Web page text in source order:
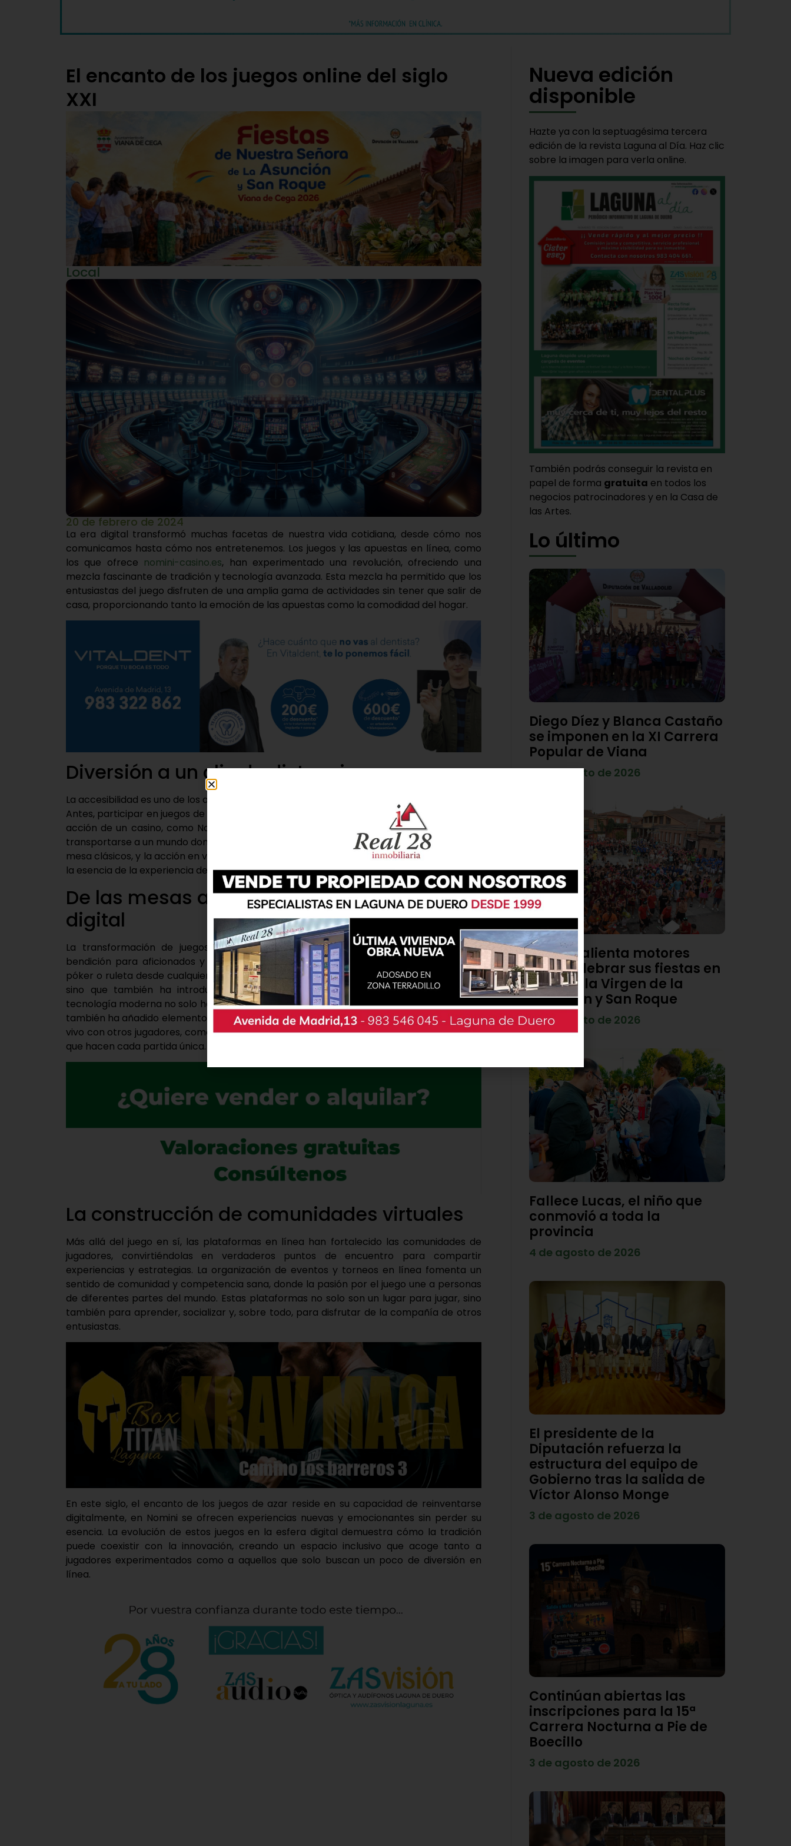
El encanto de los juegos online del siglo
XXI
Local
20 de febrero de 2024
La era digital transformó muchas facetas de nuestra vida cotidiana, desde cómo nos
comunicamos hasta cómo nos entretenemos. Los juegos y las apuestas en línea, como
los que ofrece nomini-casino.es, han experimentado una revolución, ofreciendo una
mezcla fascinante de tradición y tecnología avanzada. Esta mezcla ha permitido que los
entusiastas del juego disfruten de una amplia gama de actividades sin tener que salir de
casa, proporcionando tanto la emoción de las apuestas como la comodidad del hogar.
Diversión a un clic de distancia
La accesibilidad es uno de los aspectos más revolucionarios de los juegos de azar en línea.
Antes, participar en juegos de mesa, probar suerte en las tragaperras o sumergirse en la
acción de un casino, como Nomini, requería de una visita física. Hoy, un clic basta para
transportarse a un mundo donde las opciones parecen infinitas. Slots vibrantes, juegos de
mesa clásicos, y la acción en vivo de los casinos están al alcance de la mano, capturando
la esencia de la experiencia del casino tradicional y llevándola al espacio digital.
De las mesas a las pantallas: Una transición
digital
La transformación de juegos de mesa clásicos en formatos digitales ha sido una
bendición para aficionados y novatos por igual. La posibilidad de jugar una partida de
póker o ruleta desde cualquier lugar no solo ha democratizado el acceso a estos juegos,
sino que también ha introducido una nueva forma de interactuar socialmente. La
tecnología moderna no solo ha hecho posible replicar estos juegos con fidelidad, sino que
también ha añadido elementos interactivos que enriquecen la experiencia, como chat en
vivo con otros jugadores, como puedes hacerlo en Nomini, y opciones de personalización
que hacen cada partida única.
La construcción de comunidades virtuales
Más allá del juego en sí, las plataformas en línea han fortalecido las comunidades de
jugadores, convirtiéndolas en verdaderos puntos de encuentro para compartir
experiencias y estrategias. La organización de eventos y torneos en línea fomenta un
sentido de comunidad y competencia sana, donde la pasión por el juego une a personas
de diferentes partes del mundo. Estas plataformas no solo son un lugar para jugar, sino
también para aprender, socializar y, sobre todo, para disfrutar de la compañía de otros
entusiastas.
En este siglo, el encanto de los juegos de azar reside en su capacidad de reinventarse
digitalmente, en Nomini se ofrecen experiencias nuevas y emocionantes sin perder su
esencia. La evolución de estos juegos en la esfera digital demuestra cómo la tradición
puede coexistir con la innovación, creando un espacio inclusivo que acoge tanto a
jugadores experimentados como a aquellos que solo buscan un poco de diversión en
línea.
Nueva edición
disponible
Hazte ya con la septuagésima tercera
edición de la revista Laguna al Día. Haz clic
sobre la imagen para verla online.
También podrás conseguir la revista en
papel de forma gratuita en todos los
negocios patrocinadores y en la Casa de
las Artes.
Lo último
Diego Díez y Blanca Castaño
se imponen en la XI Carrera
Popular de Viana
4 de agosto de 2026
Viana calienta motores
para celebrar sus fiestas en
honor a la Virgen de la
Asunción y San Roque
4 de agosto de 2026
Fallece Lucas, el niño que
conmovió a toda la
provincia
4 de agosto de 2026
El presidente de la
Diputación refuerza la
estructura del equipo de
Gobierno tras la salida de
Víctor Alonso Monge
3 de agosto de 2026
Continúan abiertas las
inscripciones para la 15ª
Carrera Nocturna a Pie de
Boecillo
3 de agosto de 2026